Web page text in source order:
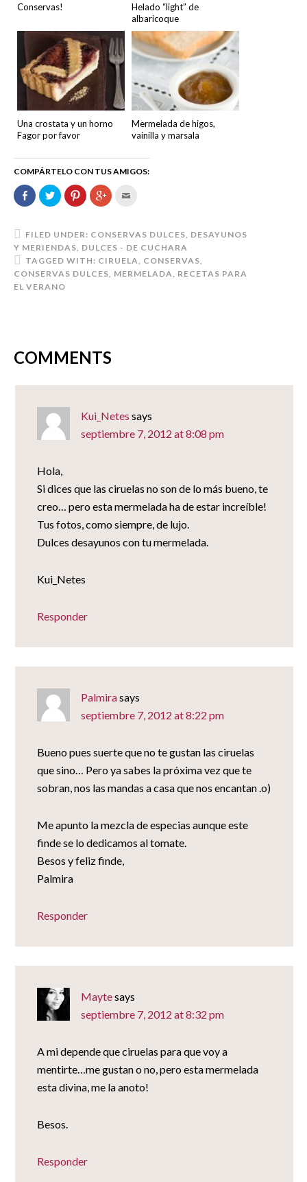
Conservas!
Helado “light” de
albaricoque
Una crostata y un horno
Fagor por favor
Mermelada de higos,
vainilla y marsala
COMPÁRTELO CON TUS AMIGOS:
Comparte
en
Facebook
en
una
ventana
nueva)
Haz
clic
para
Twitter
(Se
abre
en
ventana
nueva)
Haz
clic
para
Pinterest
(Se
abre
en
ventana
Haz
clic
Google+
(Se
abre
en
ventana
correo
electrónico
a
un
amigo
(Se
FILED UNDER: CONSERVAS DULCES, DESAYUNOS
Y MERIENDAS, DULCES - DE CUCHARA
TAGGED WITH: CIRUELA, CONSERVAS,
CONSERVAS DULCES, MERMELADA, RECETAS PARA
EL VERANO
COMMENTS
Kui_Netes says
septiembre 7, 2012 at 8:08 pm
Hola,
Si dices que las ciruelas no son de lo más bueno, te
creo… pero esta mermelada ha de estar increíble!
Tus fotos, como siempre, de lujo.
Dulces desayunos con tu mermelada.
Kui_Netes
Responder
Palmirasays
septiembre 7, 2012 at 8:22 pm
Bueno pues suerte que no te gustan las ciruelas
que sino… Pero ya sabes la próxima vez que te
sobran, nos las mandas a casa que nos encantan .o)
Me apunto la mezcla de especias aunque este
finde se lo dedicamos al tomate.
Besos y feliz finde,
Palmira
Responder
Maytesays
septiembre 7, 2012 at 8:32 pm
A mi depende que ciruelas para que voy a
mentirte…me gustan o no, pero esta mermelada
esta divina, me la anoto!
Besos.
Responder